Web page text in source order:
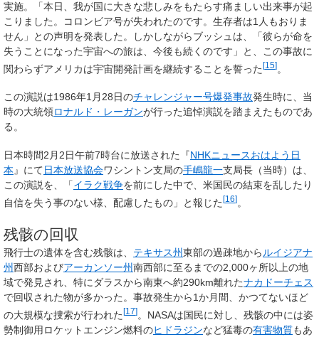
実施。「本日、我が国に大きな悲しみをもたらす痛ましい出来事が起
こりました。コロンビア号が失われたのです。生存者は1人もおりま
せん」との声明を発表した。しかしながらブッシュは、「彼らが命を
失うことになった宇宙への旅は、今後も続くのです」と、この事故に
関わらずアメリカは宇宙開発計画を継続することを誓った [15] 。
この演説は1986年1月28日のチャレンジャー号爆発事故発生時に、当
時の大統領ロナルド・レーガンが行った追悼演説を踏まえたものであ
る。
日本時間2月2日午前7時台に放送された『NHKニュースおはよう日
本 』にて日本放送協会ワシントン支局の手嶋龍一支局長（当時）は、
この演説を、「イラク戦争を前にした中で、米国民の結束を乱したり
自信を失う事のない様、配慮したもの」と報じた [16] 。
残骸の回収
飛行士の遺体を含む残骸は、 テキサス州東部の過疎地からルイジアナ
州西部およびアーカンソー州南西部に至るまでの2,000ヶ所以上の地
域で発見され、特にダラスから南東へ約290km離れたナカドーチェス
で回収された物が多かった。事故発生から1か月間、かつてないほど
の大規模な捜索が行われた [17] 。NASAは国民に対し、残骸の中には姿
勢制御用ロケットエンジン燃料のヒドラジンなど猛毒の有害物質もあ